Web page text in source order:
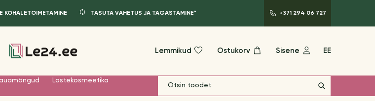
KOHALETOIMETAMINE TASUTA VAHETUS JA TAGASTAMINE* +371 294 06 727
Lemmikud Ostukorv Sisene EE
Lastekosmeetika